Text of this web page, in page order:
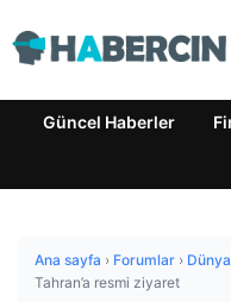
Güncel Haberler
Ana sayfa › Forumlar › Dünya
Tahran’a resmi ziyaret